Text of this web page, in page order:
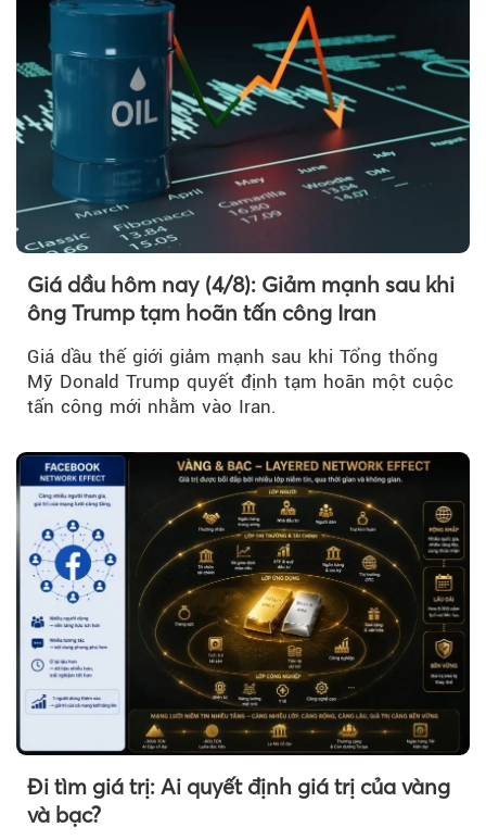
Giá dầu hôm nay (4/8): Giảm mạnh sau khi
ông Trump tạm hoãn tấn công Iran
Giá dầu thế giới giảm mạnh sau khi Tổng thống
Mỹ Donald Trump quyết định tạm hoãn một cuộc
tấn công mới nhằm vào Iran.
Đi tìm giá trị: Ai quyết định giá trị của vàng
và bạc?